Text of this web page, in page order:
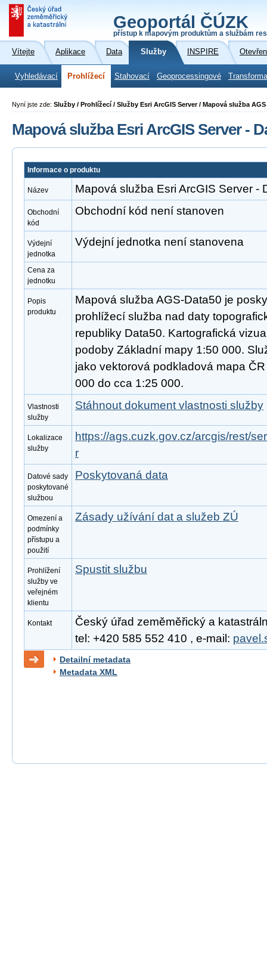
Geoportál ČÚZK
přístup k mapovým produktům a službám
Vítejte Aplikace Data Služby INSPIRE
Vyhledávací Prohlížecí Stahovací Geoprocessingové
Nyní jste zde: Služby / Prohlížecí / Služby Esri ArcGIS Server / Mapová služba
Mapová služba Esri ArcGIS Server -
Informace o produktu
Název Mapová služba Esri ArcGIS Server -
Obchodní
kód
Obchodní kód není stanoven
Výdejní
jednotka
Výdejní jednotka není stanovena
Cena za
jednotku
Popis
produktu
Mapová služba AGS-Data50 je
prohlížecí služba nad daty
republiky Data50. Kartografická
podoby Základní mapy 1:50 000.
jako vektorová podkladová mapa
000 do cca 1:25 000.
Vlastnosti
služby
Stáhnout dokument vlastnosti služby
Lokalizace
služby
https://ags.cuzk.gov.cz/arcgis/rest/
r
Datové sady
poskytované
službou
Poskytovaná data
Omezení a
podmínky
přístupu a
použití
Zásady užívání dat a služeb ZÚ
Prohlížení
služby ve
veřejném
klientu
Spustit službu
Kontakt
Český úřad zeměměřický a
tel: +420 585 552 410 , e-mail:
Detailní metadata
Metadata XML